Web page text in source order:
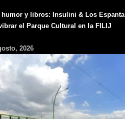
humor y libros: Insulini & Los
el Parque Cultural en la FILIJ
2026